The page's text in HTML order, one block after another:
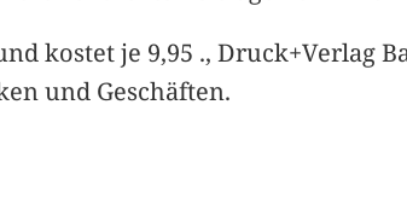
kostet je 9,95 ., Druck+Verlag
und Geschäften.